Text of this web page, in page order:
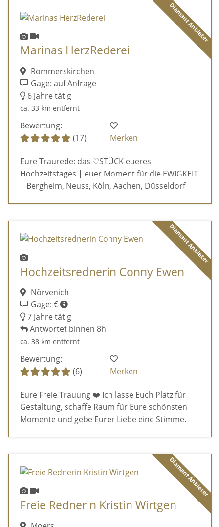
Diamant Anbieter
Marinas HerzRederei
Rommerskirchen
Gage: auf Anfrage
6 Jahre tätig
ca. 33 km entfernt
Bewertung:
(17)
Merken
Eure Traurede: das ♡STÜCK eueres
Hochzeitstages | euer Moment für die EWIGKEIT
| Bergheim, Neuss, Köln, Aachen, Düsseldorf
Diamant Anbieter
Hochzeitsrednerin Conny Ewen
Nörvenich
Gage: €
7 Jahre tätig
Antwortet binnen 8h
ca. 38 km entfernt
Bewertung:
(6)
Merken
Eure Freie Trauung ❤️ Ich lasse Euch Platz für
Gestaltung, schaffe Raum für Eure schönsten
Momente und gebe Eurer Liebe eine Stimme.
Diamant Anbieter
Freie Rednerin Kristin Wirtgen